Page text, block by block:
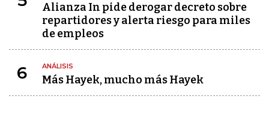
Alianza In pide derogar decreto sobre
repartidores y alerta riesgo para miles
de empleos
6 ANÁLISIS
Más Hayek, mucho más Hayek